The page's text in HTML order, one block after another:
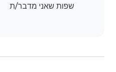
שפות שאני מדבר/ת